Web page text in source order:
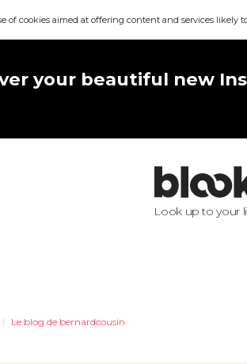
of cookies aimed at offering content and services likely
your beautiful new
Look up to your
Le blog de bernardcousin